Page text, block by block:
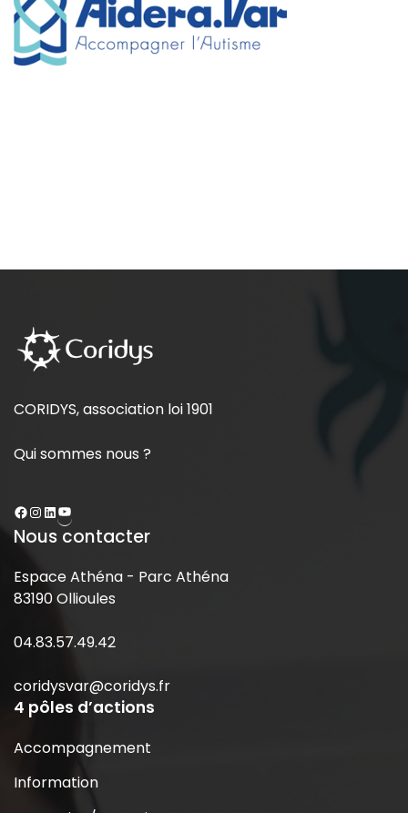
CORIDYS, association loi 1901
Qui sommes nous ?
Nous contacter
Espace Athéna - Parc Athéna
83190 Ollioules
04.83.57.49.42
coridysvar@coridys.fr
4 pôles d’actions
Accompagnement
Information